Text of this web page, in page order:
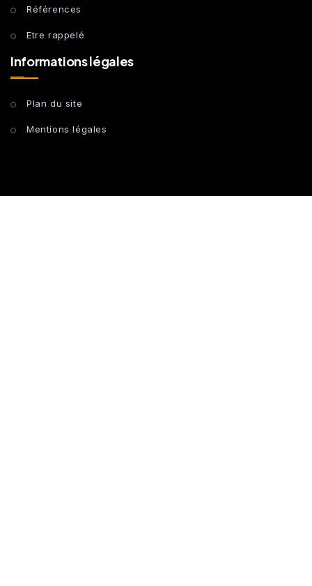
Références
Etre rappelé
Informations légales
Plan du site
Mentions légales